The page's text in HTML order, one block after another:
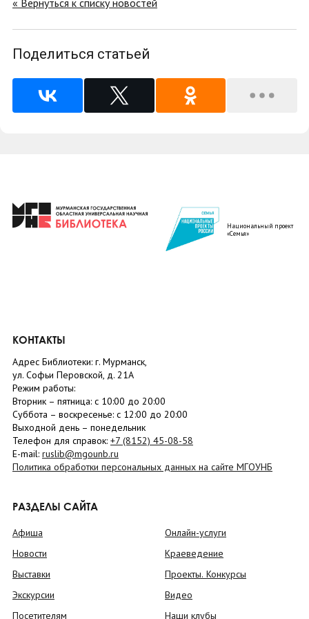
« Вернуться к списку новостей
Поделиться статьей
Национальный проект
«Семья»
КОНТАКТЫ
Адрес Библиотеки: г. Мурманск,
ул. Софьи Перовской, д. 21А
Режим работы:
Вторник – пятница: с 10:00 до 20:00
Суббота – воскресенье: c 12:00 до 20:00
Выходной день – понедельник
Телефон для справок: +7 (8152) 45-08-58
E-mail: ruslib@mgounb.ru
Политика обработки персональных данных на сайте МГОУНБ
РАЗДЕЛЫ САЙТА
Афиша
Новости
Выставки
Экскурсии
Посетителям
Онлайн-услуги
Краеведение
Проекты. Конкурсы
Видео
Наши клубы